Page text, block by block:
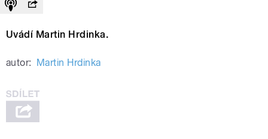
Uvádí Martin Hrdinka.
autor: Martin Hrdinka